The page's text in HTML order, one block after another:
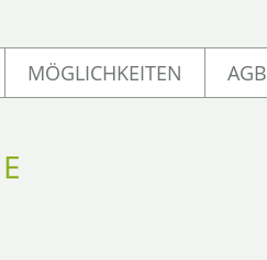
MÖGLICHKEITEN AGB